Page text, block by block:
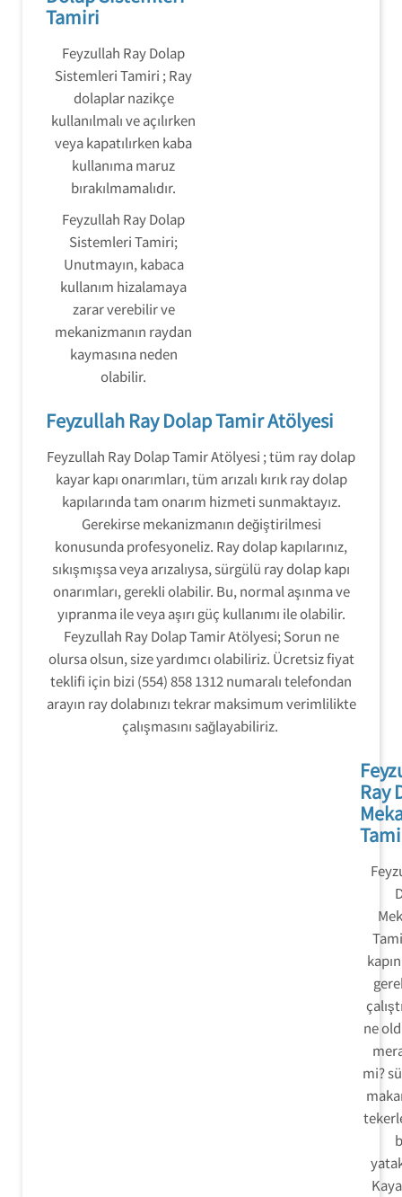
Tamiri
Feyzullah Ray Dolap
Sistemleri Tamiri ; Ray
dolaplar nazikçe
kullanılmalı ve açılırken
veya kapatılırken kaba
kullanıma maruz
bırakılmamalıdır.
Feyzullah Ray Dolap
Sistemleri Tamiri;
Unutmayın, kabaca
kullanım hizalamaya
zarar verebilir ve
mekanizmanın raydan
kaymasına neden
olabilir.
Feyzullah Ray Dolap Tamir Atölyesi
Feyzullah Ray Dolap Tamir Atölyesi ; tüm ray dolap
kayar kapı onarımları, tüm arızalı kırık ray dolap
kapılarında tam onarım hizmeti sunmaktayız.
Gerekirse mekanizmanın değiştirilmesi
konusunda profesyoneliz. Ray dolap kapılarınız,
sıkışmışsa veya arızalıysa, sürgülü ray dolap kapı
onarımları, gerekli olabilir. Bu, normal aşınma ve
yıpranma ile veya aşırı güç kullanımı ile olabilir.
Feyzullah Ray Dolap Tamir Atölyesi; Sorun ne
olursa olsun, size yardımcı olabiliriz. Ücretsiz fiyat
teklifi için bizi (554) 858 1312 numaralı telefondan
arayın ray dolabınızı tekrar maksimum verimlilikte
çalışmasını sağlayabiliriz.
Ray
ne
mi?